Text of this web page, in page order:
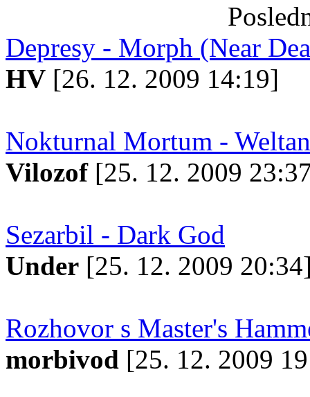
Depresy - Morph (Near
HV [26. 12. 2009 14:19]
Nokturnal Mortum -
Vilozof[25. 12. 2009
Sezarbil - Dark God
Under [25. 12. 2009
Rozhovor s Master's
morbivod [25. 12. 2009